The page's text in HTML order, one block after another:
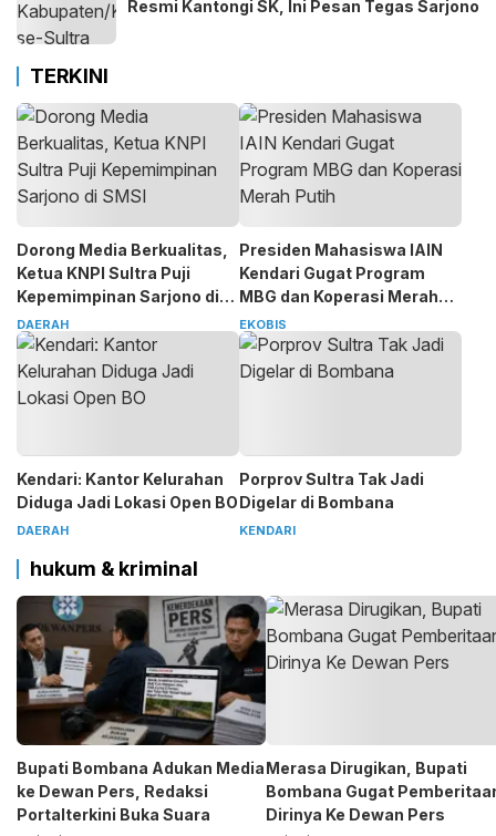
Resmi Kantongi SK, Ini Pesan Tegas Sarjono
TERKINI
Dorong Media Berkualitas,
Ketua KNPI Sultra Puji
Kepemimpinan Sarjono di
SMSI
DAERAH
Presiden Mahasiswa IAIN
Kendari Gugat Program
MBG dan Koperasi Merah
Putih
EKOBIS
Kendari: Kantor Kelurahan
Diduga Jadi Lokasi Open BO
DAERAH
Porprov Sultra Tak Jadi
Digelar di Bombana
KENDARI
hukum & kriminal
Bupati Bombana Adukan Media
ke Dewan Pers, Redaksi
Portalterkini Buka Suara
Merasa Dirugikan, Bupati
Bombana Gugat
Dirinya Ke Dewan Pers